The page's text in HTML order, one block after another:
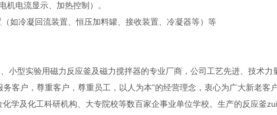
机电流显示、加热控制）。
如冷凝回流装置、恒压加料罐、接收装置、冷凝器等）等
小型实验用磁力反应釜及磁力搅拌器的专业厂商，公司工艺先进、技术力
客户，尊重客户，尊重员工，以人为本”的经营理念，衷心为广大新老客户
学及化工科研机构、大专院校等数百家企事业单位学校。生产的反应釜